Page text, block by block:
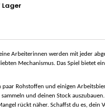
Lager
Arbeiterinnen werden mit jeder
Mechanismus. Das Spiel bietet
Rohstoffen und einigen
und deinen Stock
rückt näher. Schaffst du es, dein